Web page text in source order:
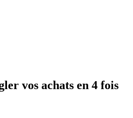
vos achats en 4 fois